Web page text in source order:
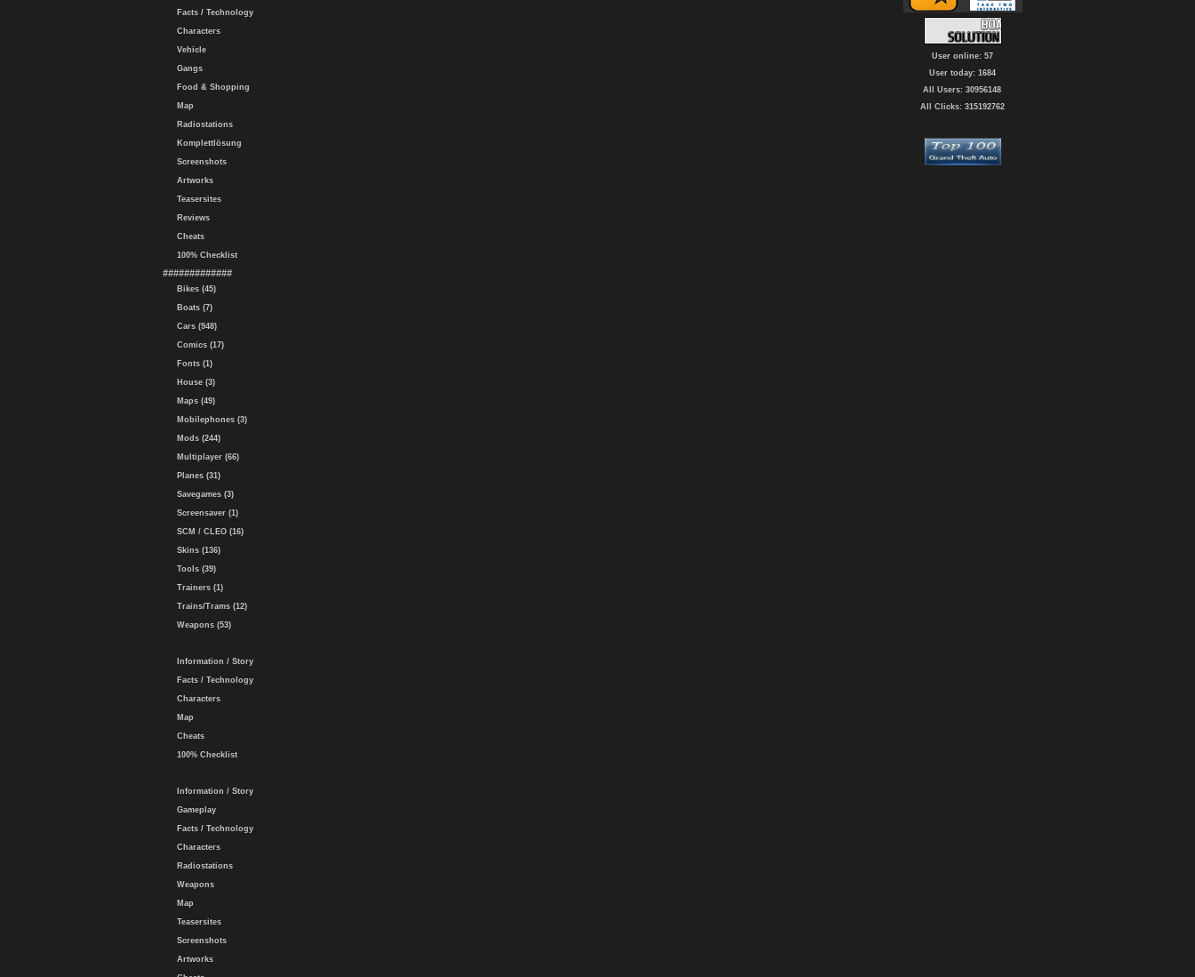
Facts / Technology
Characters
Vehicle
Gangs
Food & Shopping
Map
Radiostations
Komplettlösung
Screenshots
Artworks
Teasersites
Reviews
Cheats
100% Checklist
#############
Bikes (45)
Boats (7)
Cars (948)
Comics (17)
Fonts (1)
House (3)
Maps (49)
Mobilephones (3)
Mods (244)
Multiplayer (66)
Planes (31)
Savegames (3)
Screensaver (1)
SCM / CLEO (16)
Skins (136)
Tools (39)
Trainers (1)
Trains/Trams (12)
Weapons (53)
Information / Story
Facts / Technology
Characters
Map
Cheats
100% Checklist
Information / Story
Gameplay
Facts / Technology
Characters
Radiostations
Weapons
Map
Teasersites
Screenshots
Artworks
User online: 57
User today: 1684
All Users: 30956148
All Clicks: 315192762